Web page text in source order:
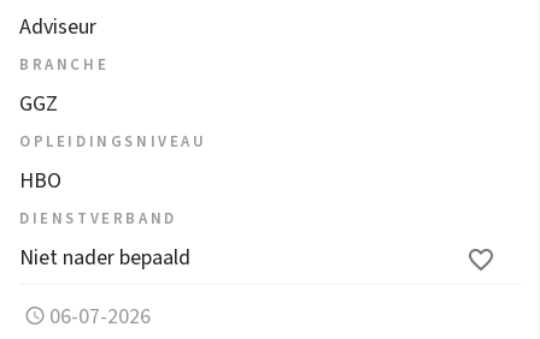
Adviseur
BRANCHE
GGZ
OPLEIDINGSNIVEAU
HBO
DIENSTVERBAND
Niet nader bepaald
06-07-2026